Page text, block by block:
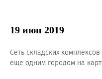
19 июн 2019
Сеть складских
еще одним городом на